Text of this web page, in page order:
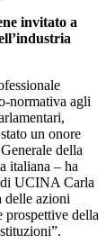
invitato a
normativa agli
un onore
della
italiana – ha
di UCINA Carla
delle azioni
prospettive della